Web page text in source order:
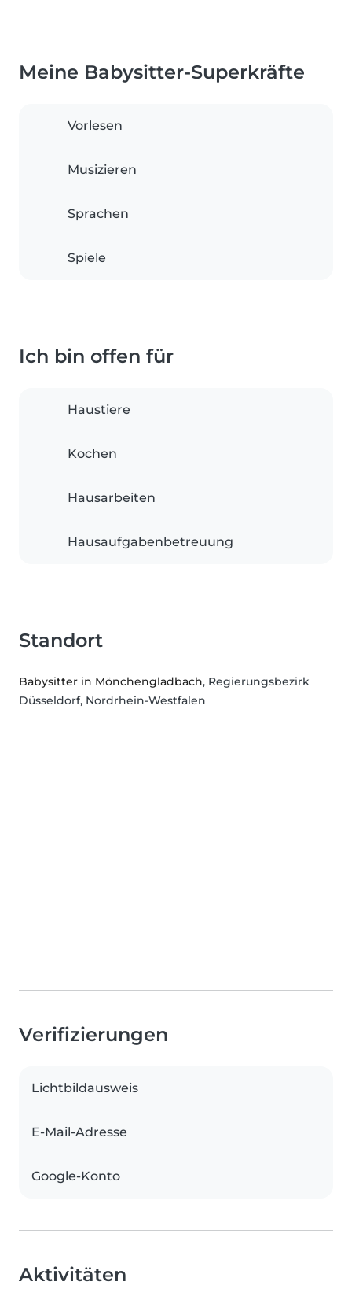
Meine Babysitter-Superkräfte
Vorlesen
Musizieren
Sprachen
Spiele
Ich bin offen für
Haustiere
Kochen
Hausarbeiten
Hausaufgabenbetreuung
Standort
Babysitter in Mönchengladbach, Regierungsbezirk
Düsseldorf, Nordrhein-Westfalen
Verifizierungen
Lichtbildausweis
E-Mail-Adresse
Google-Konto
Aktivitäten